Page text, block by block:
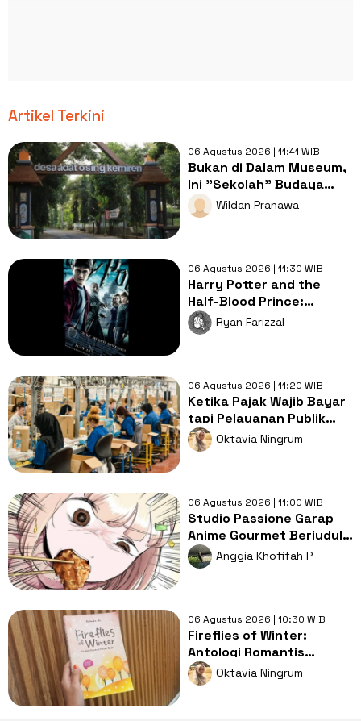
Artikel Terkini
06 Agustus 2026 | 11:41 WIB
Bukan di Dalam Museum,
Ini "Sekolah" Budaya
Paling Nyata di Ujung
Timur Jawa
Wildan Pranawa
06 Agustus 2026 | 11:30 WIB
Harry Potter and the
Half-Blood Prince:
Langkah Awal Pencarian
Horcruxes!
Ryan Farizzal
06 Agustus 2026 | 11:20 WIB
Ketika Pajak Wajib Bayar
tapi Pelayanan Publik
Jalan di Tempat, Di Mana
Letak Keadilannya?
Oktavia Ningrum
06 Agustus 2026 | 11:00 WIB
Studio Passione Garap
Anime Gourmet Berjudul I
Love Dokagui! Mochizuki-
san
Anggia Khofifah P
06 Agustus 2026 | 10:30 WIB
Fireflies of Winter:
Antologi Romantis
Tentang Harapan yang
Nyaris Padam
Oktavia Ningrum